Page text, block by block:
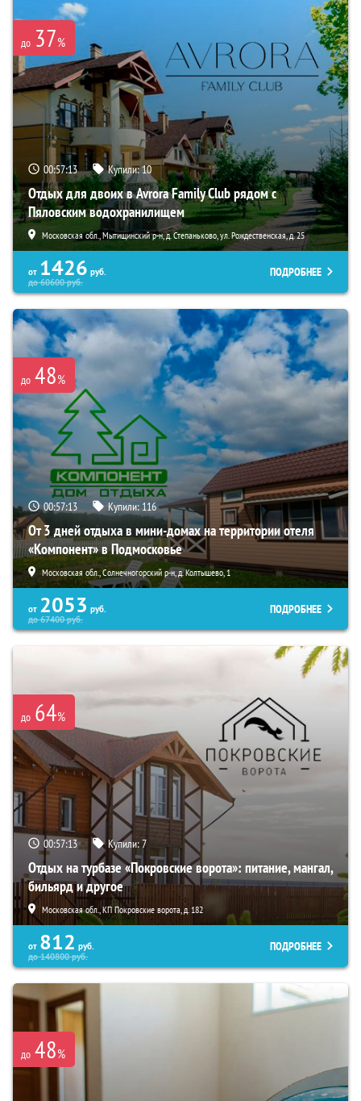
до 37%
00:57:11 Купили:10
Отдых для двоих в Avrora Family Club рядом с
Пяловским водохранилищем
Московская обл., Мытищинский р-н, д. Степаньково, ул. Рождественская, д. 25
от 1426 руб.
до60600руб.
ПОДРОБНЕЕ
до 48%
00:57:11 Купили: 116
От 3 дней отдыха в мини-домах на территории отеля
«Компонент» в Подмосковье
Московская обл., Солнечногорский р-н, д. Колтышево, 1
от 2053 руб.
до67400руб.
ПОДРОБНЕЕ
до 64%
00:57:11 Купили:7
Отдых на турбазе «Покровские ворота»: питание, мангал,
бильярд и другое
Московская обл., КП Покровские ворота, д. 182
от 812 руб.
до140800руб.
ПОДРОБНЕЕ
до 48%